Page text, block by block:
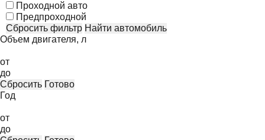
Проходной авто
Предпроходной
Сбросить фильтр
Найти автомобиль
Объем двигателя, л
от
до
Сбросить Готово
Год
от
до